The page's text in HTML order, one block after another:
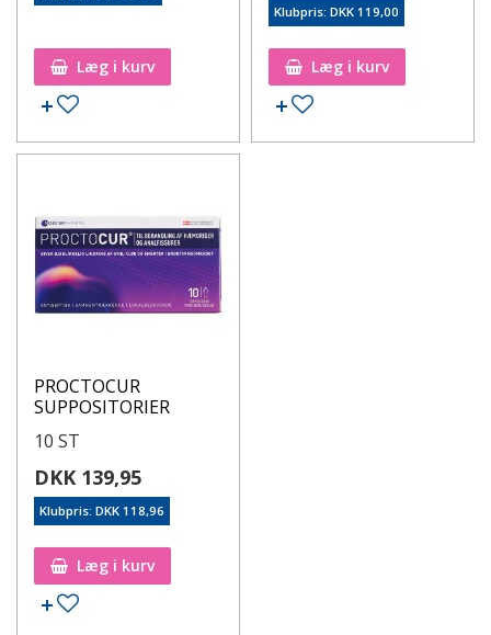
Læg i kurv
Klubpris: DKK 119,00
Læg i kurv
PROCTOCUR
SUPPOSITORIER
10 ST
DKK 139,95
Klubpris: DKK 118,96
Læg i kurv